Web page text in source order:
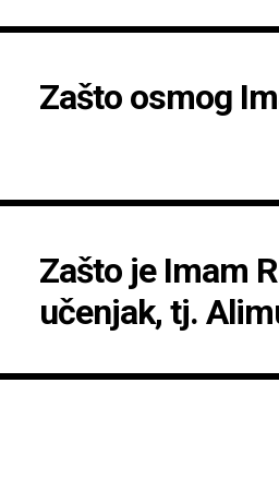
važna
Zašto osmog
Zašto je Imam
učenjak, tj.